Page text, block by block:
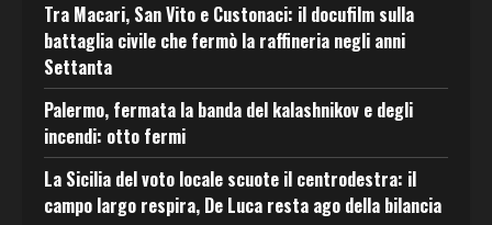
Tra Macari, San Vito e Custonaci: il docufilm sulla
battaglia civile che fermò la raffineria negli anni
Settanta
Palermo, fermata la banda del kalashnikov e degli
incendi: otto fermi
La Sicilia del voto locale scuote il centrodestra: il
campo largo respira, De Luca resta ago della bilancia